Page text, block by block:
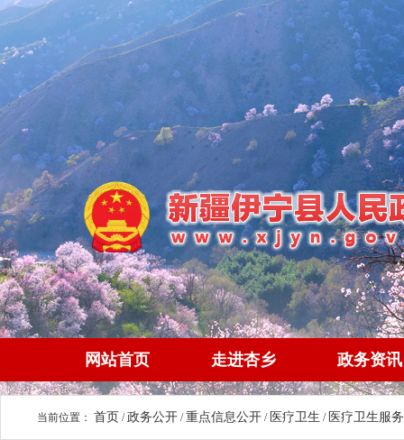
网站首页 走进杏乡 政务资讯
当前位置： 首页 /政务公开 /重点信息公开 / 医疗卫生 / 医疗卫生服务